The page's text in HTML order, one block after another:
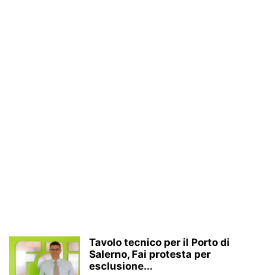
Tavolo tecnico per il Porto di
Salerno, Fai protesta per
esclusione...